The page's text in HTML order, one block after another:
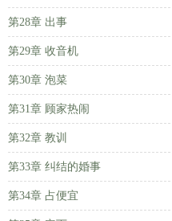
第28章 出事
第29章 收音机
第30章 泡菜
第31章 顾家热闹
第32章 教训
第33章 纠结的婚事
第34章 占便宜